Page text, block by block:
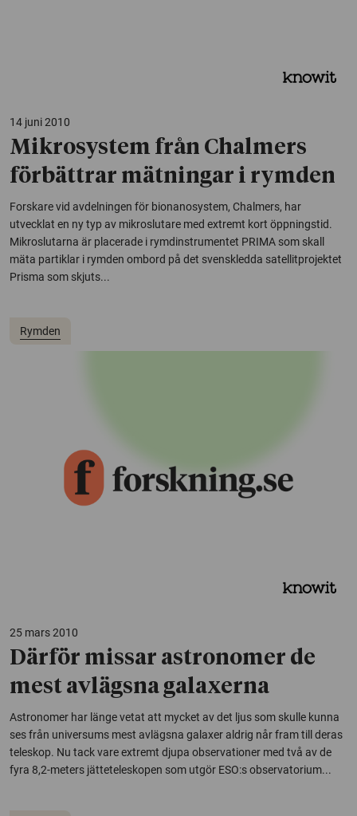
14 juni 2010
Mikrosystem från Chalmers
förbättrar mätningar i rymden
Forskare vid avdelningen för bionanosystem, Chalmers, har
utvecklat en ny typ av mikroslutare med extremt kort öppningstid.
Mikroslutarna är placerade i rymdinstrumentet PRIMA som skall
mäta partiklar i rymden ombord på det svenskledda satellitprojektet
Prisma som skjuts...
Rymden
25 mars 2010
Därför missar astronomer de
mest avlägsna galaxerna
Astronomer har länge vetat att mycket av det ljus som skulle kunna
ses från universums mest avlägsna galaxer aldrig når fram till deras
teleskop. Nu tack vare extremt djupa observationer med två av de
fyra 8,2-meters jätteteleskopen som utgör ESO:s observatorium...